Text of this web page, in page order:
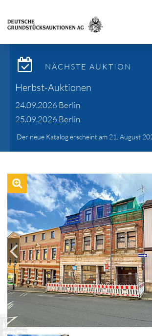
NÄCHSTE AUKTION
Herbst-Auktionen
24.09.2026 Berlin
25.09.2026 Berlin
Der neue Katalog erscheint am 21. August